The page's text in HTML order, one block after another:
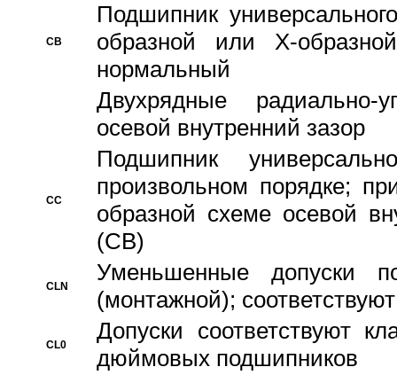
CB
Подшипник
образной или Х-
нормальный
Двухрядные радиально-
осевой внутренний зазор
CC
Подшипник
произвольном порядке;
образной схеме осевой
(CB)
CLN
Уменьшенные
(монтажной);
CL0
Допуски соответствуют
дюймовых подшипников